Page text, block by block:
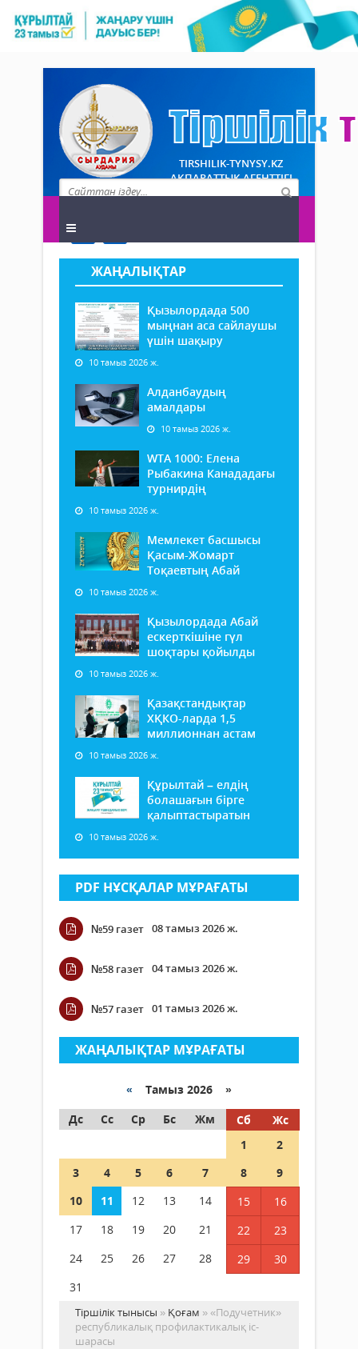
TIRSHILIK-TYNYSY.KZ
АҚПАРАТТЫҚ АГЕНТТІГІ
ЖАҢАЛЫҚТАР
Қызылордада 500
мыңнан аса сайлаушы
үшін шақыру
10 тамыз 2026 ж.
Алданбаудың
амалдары
10 тамыз 2026 ж.
WTA 1000: Елена
Рыбакина Канададағы
турнирдің
10 тамыз 2026 ж.
Мемлекет басшысы
Қасым-Жомарт
Тоқаевтың Абай
10 тамыз 2026 ж.
Қызылордада Абай
ескерткішіне гүл
шоқтары қойылды
10 тамыз 2026 ж.
Қазақстандықтар
ХҚКО-ларда 1,5
миллионнан астам
10 тамыз 2026 ж.
Құрылтай – елдің
болашағын бірге
қалыптастыратын
10 тамыз 2026 ж.
PDF НҰСҚАЛАР МҰРАҒАТЫ
№59 газет 08 тамыз 2026 ж.
№58 газет 04 тамыз 2026 ж.
№57 газет 01 тамыз 2026 ж.
ЖАҢАЛЫҚТАР МҰРАҒАТЫ
« Тамыз 2026 »
Дс
Сс Ср Бс Жм Сб
Жс
1
2
3
4 5 6 7 8
9
10
11 12 13 14 15
16
17
18 19 20 21 22
23
24
25 26 27 28 29
30
31
Тіршілік тынысы » Қоғам » «Подучетник»
республикалық профилактикалық іс-
шарасы